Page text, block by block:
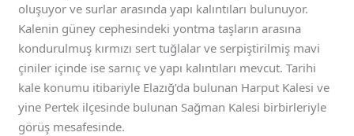
oluşuyor ve surlar arasında yapı kalıntıları bulunuyor.
Kalenin güney cephesindeki yontma taşların arasına
kondurulmuş kırmızı sert tuğlalar ve serpiştirilmiş mavi
çiniler içinde ise sarnıç ve yapı kalıntıları mevcut. Tarihi
kale konumu itibariyle Elazığ’da bulunan Harput Kalesi ve
yine Pertek ilçesinde bulunan Sağman Kalesi birbirleriyle
görüş mesafesinde.